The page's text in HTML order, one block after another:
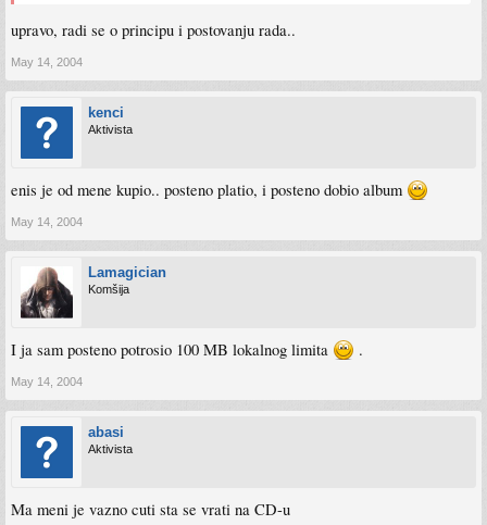
upravo, radi se o principu i postovanju rada..
May 14, 2004
kenci
Aktivista
enis je od mene kupio.. posteno platio, i posteno dobio album
May 14, 2004
Lamagician
Komšija
I ja sam posteno potrosio 100 MB lokalnog limita .
May 14, 2004
abasi
Aktivista
Ma meni je vazno cuti sta se vrati na CD-u